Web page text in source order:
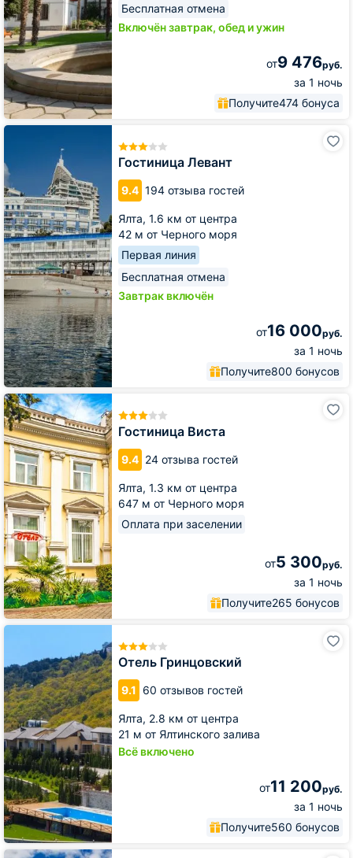
Бесплатная отмена
Включён завтрак, обед и ужин
от9 476руб.
за 1 ночь
Получите474 бонуса
Гостиница Левант
9.4 194 отзыва гостей
Ялта, 1.6 км от центра
42 м от Черного моря
Первая линия
Бесплатная отмена
Завтрак включён
от16 000руб.
за 1 ночь
Получите800 бонусов
Гостиница
Гостиница Виста
9.4 24 отзыва гостей
Ялта, 1.3 км от центра
647 м от Черного моря
Оплата при заселении
от5 300руб.
за 1 ночь
Получите265 бонусов
Гостиница
Виста
Отель Гринцовский
9.1 60 отзывов гостей
Ялта, 2.8 км от центра
21 м от Ялтинского залива
Всё включено
от11 200руб.
за 1 ночь
Получите560 бонусов
Отель
Отель